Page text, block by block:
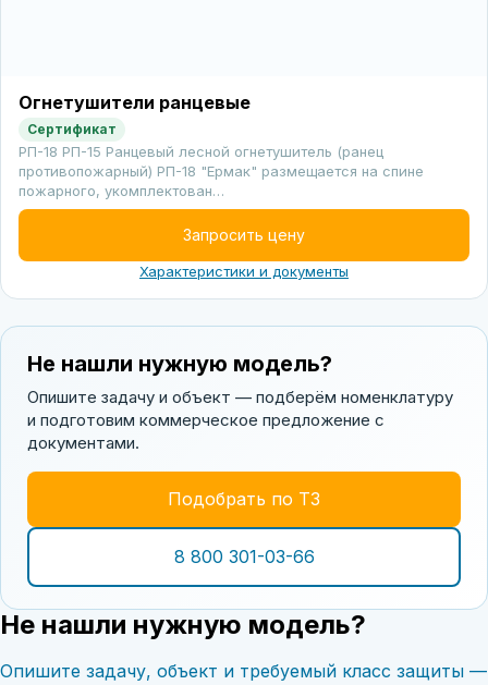
Огнетушители ранцевые
Сертификат
РП-18 РП-15 Ранцевый лесной огнетушитель (ранец
противопожарный) РП-18 "Ермак" размещается на спине
пожарного, укомплектован…
Запросить цену
Характеристики и документы
Не нашли нужную модель?
Опишите задачу и объект — подберём номенклатуру
и подготовим коммерческое предложение с
документами.
Подобрать по ТЗ
8 800 301-03-66
Не нашли нужную модель?
Опишите задачу, объект и требуемый класс защиты —